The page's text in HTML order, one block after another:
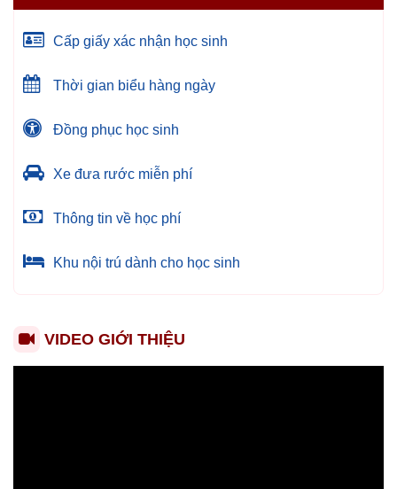
Cấp giấy xác nhận học sinh
Thời gian biểu hàng ngày
Đồng phục học sinh
Xe đưa rước miễn phí
Thông tin về học phí
Khu nội trú dành cho học sinh
VIDEO GIỚI THIỆU